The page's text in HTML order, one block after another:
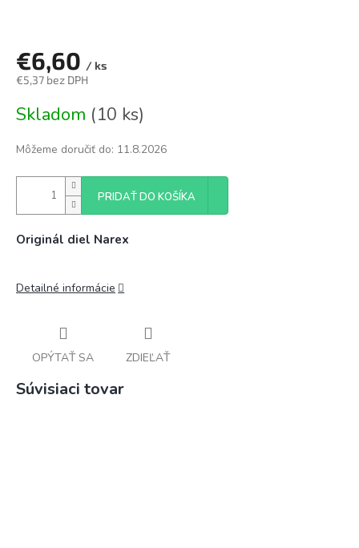
€6,60 / ks
€5,37 bez DPH
cena:
Skladom (10 ks)
Môžeme doručiť do: 11.8.2026
PRIDAŤ DO KOŠÍKA
Originál diel Narex
Detailné informácie
OPÝTAŤ SA ZDIEĽAŤ
Súvisiaci tovar